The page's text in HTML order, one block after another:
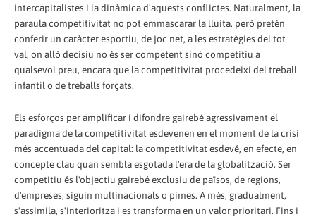
intercapitalistes i la dinàmica d'aquests conflictes. Naturalment, la
paraula competitivitat no pot emmascarar la lluita, però pretén
conferir un caràcter esportiu, de joc net, a les estratègies del tot
val, on allò decisiu no és ser competent sinó competitiu a
qualsevol preu, encara que la competitivitat procedeixi del treball
infantil o de treballs forçats.
Els esforços per amplificar i difondre gairebé agressivament el
paradigma de la competitivitat esdevenen en el moment de la crisi
més accentuada del capital: la competitivitat esdevé, en efecte, en
concepte clau quan sembla esgotada l'era de la globalització. Ser
competitiu és l'objectiu gairebé exclusiu de països, de regions,
d'empreses, siguin multinacionals o pimes. A més, gradualment,
s'assimila, s'interioritza i es transforma en un valor prioritari. Fins i